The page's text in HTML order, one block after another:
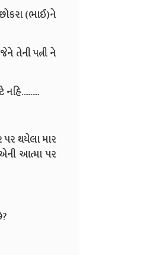
(ભાઈ)ને
તેની પત્ની ને
થયેલા માર
આત્મા પર